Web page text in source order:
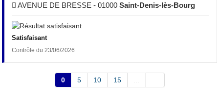
AVENUE DE BRESSE - 01000Saint-Denis-lès-Bourg
Satisfaisant
Contrôle du 23/06/2026
0 5 10 15 ...